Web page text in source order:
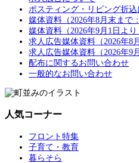
ポスティング・リビング折込
媒体資料（2026年8月末まで：
媒体資料（2026年9月1日より
求人広告媒体資料（2026年8
求人広告媒体資料（2026年9
配布に関するお問い合わせ
一般的なお問い合わせ
人気コーナー
フロント特集
子育て・教育
暮らそら